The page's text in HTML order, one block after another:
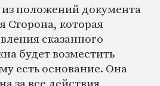
положений документа
Сторона, которая
сказанного
будет возместить
есть основание. Она